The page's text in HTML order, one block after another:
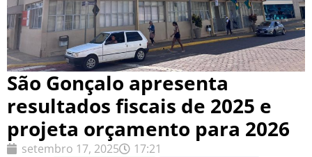
São Gonçalo apresenta
resultados fiscais de 2025 e
projeta orçamento para 2026
setembro 17, 2025 17:21